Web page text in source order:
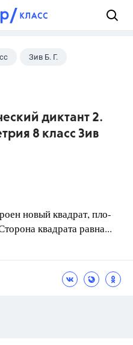
Зив Б. Г.
диктант 2.
8 класс Зив
новый квадрат, пло-
квадрата равна...